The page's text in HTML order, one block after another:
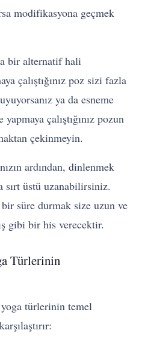
modifikasyona geçmek
bir alternatif hali
çalıştığınız poz sizi fazla
ya da esneme
çalıştığınız pozun
çekinmeyin.
ardından, dinlenmek
üstü uzanabilirsiniz.
süre durmak size uzun ve
gibi bir his verecektir.
Türlerinin
yoga türlerinin temel